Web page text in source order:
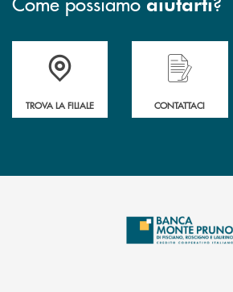
Accedi all' elenco completo&nbsp;
TROVA LA FILIALE
Hai bisogno di
CONTATTACI